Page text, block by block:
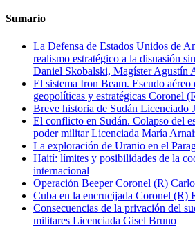
Sumario
La Defensa de Estados Unidos de
realismo estratégico a la disuasión
Daniel Skobalski, Magíster Agustín
El sistema Iron Beam. Escudo
geopolíticas y estratégicas Coronel
Breve historia de Sudán Licenciado
El conflicto en Sudán. Colapso del
poder militarLicenciada María
La exploración de Uranio en el
Haití: límites y posibilidades de la
internacional
Operación BeeperCoronel (R)
Cuba en la encrucijada Coronel (R)
Consecuencias de la privación del
militares Licenciada Gisel Bruno